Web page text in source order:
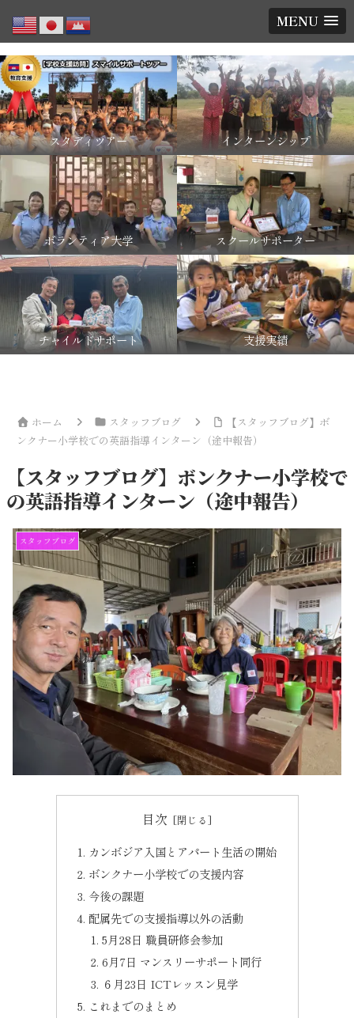
MENU
スタディツアー インターンシップ
ボランティア大学 スクールサポーター
チャイルドサポート 支援実績
ホーム スタッフブログ
【スタッフブログ】ボ
ンクナー小学校での英語指導インターン（途中報告）
【スタッフブログ】ボンクナー小学校で
の英語指導インターン（途中報告）
スタッフブログ
目次
カンボジア入国とアパート生活の開始
ボンクナー小学校での支援内容
今後の課題
配属先での支援指導以外の活動
5月28日 職員研修会参加
6月7日 マンスリーサポート同行
６月23日 ICTレッスン見学
これまでのまとめ